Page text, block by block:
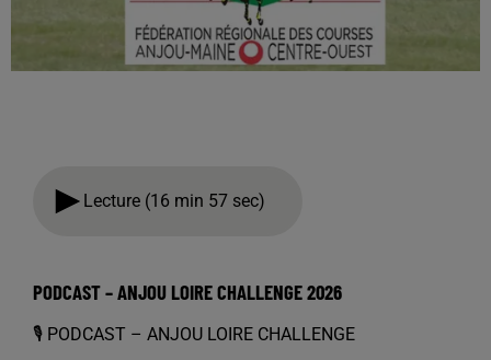
Lecture (16 min 57 sec)
PODCAST – ANJOU LOIRE CHALLENGE 2026
🎙️ PODCAST – ANJOU LOIRE CHALLENGE